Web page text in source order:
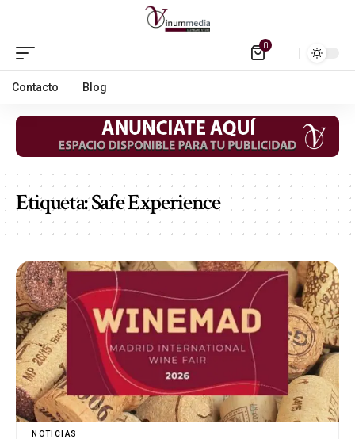
0
Contacto Blog
Etiqueta:Safe Experience
NOTICIAS